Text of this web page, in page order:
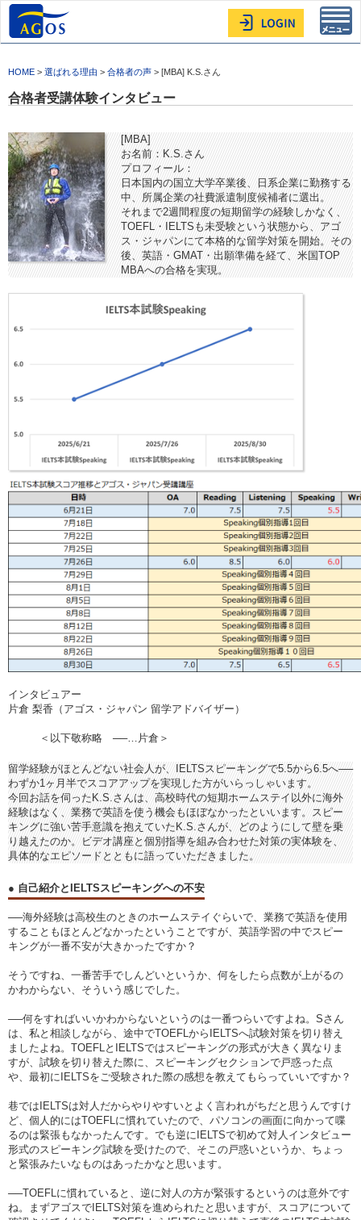
HOME > 選ばれる理由 > 合格者の声 > [MBA] K.S.さん
合格者受講体験インタビュー
[MBA]
お名前：K.S.さん
プロフィール：
日本国内の国立大学卒業後、日系企業に勤務する
中、所属企業の社費派遣制度候補者に選出。
それまで2週間程度の短期留学の経験しかなく、
TOEFL・IELTSも未受験という状態から、アゴ
ス・ジャパンにて本格的な留学対策を開始。その
後、英語・GMAT・出願準備を経て、米国TOP
MBAへの合格を実現。
インタビュアー
片倉 梨香（アゴス・ジャパン 留学アドバイザー）
＜以下敬称略 ──…片倉＞
留学経験がほとんどない社会人が、IELTSスピーキングで5.5から6.5へ──
わずか1ヶ月半でスコアアップを実現した方がいらっしゃいます。
今回お話を伺ったK.S.さんは、高校時代の短期ホームステイ以外に海外
経験はなく、業務で英語を使う機会もほぼなかったといいます。スピー
キングに強い苦手意識を抱えていたK.S.さんが、どのようにして壁を乗
り越えたのか。ビデオ講座と個別指導を組み合わせた対策の実体験を、
具体的なエピソードとともに語っていただきました。
● 自己紹介とIELTSスピーキングへの不安
──海外経験は高校生のときのホームステイぐらいで、業務で英語を使用
することもほとんどなかったということですが、英語学習の中でスピー
キングが一番不安が大きかったですか？
そうですね、一番苦手でしんどいというか、何をしたら点数が上がるの
かわからない、そういう感じでした。
──何をすればいいかわからないというのは一番つらいですよね。Sさん
は、私と相談しながら、途中でTOEFLからIELTSへ試験対策を切り替え
ましたよね。TOEFLとIELTSではスピーキングの形式が大きく異なりま
すが、試験を切り替えた際に、スピーキングセクションで戸惑った点
や、最初にIELTSをご受験された際の感想を教えてもらっていいですか？
巷ではIELTSは対人だからやりやすいとよく言われがちだと思うんですけ
ど、個人的にはTOEFLに慣れていたので、パソコンの画面に向かって喋
るのは緊張もなかったんです。でも逆にIELTSで初めて対人インタビュー
形式のスピーキング試験を受けたので、そこの戸惑いというか、ちょっ
と緊張みたいなものはあったかなと思います。
──TOEFLに慣れていると、逆に対人の方が緊張するというのは意外です
ね。まずアゴスでIELTS対策を進められたと思いますが、スコアについて